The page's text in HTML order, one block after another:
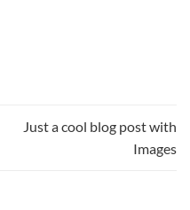
Just a cool blog post with
Images